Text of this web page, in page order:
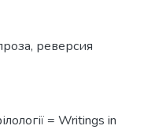
, реверсия
= Writings in